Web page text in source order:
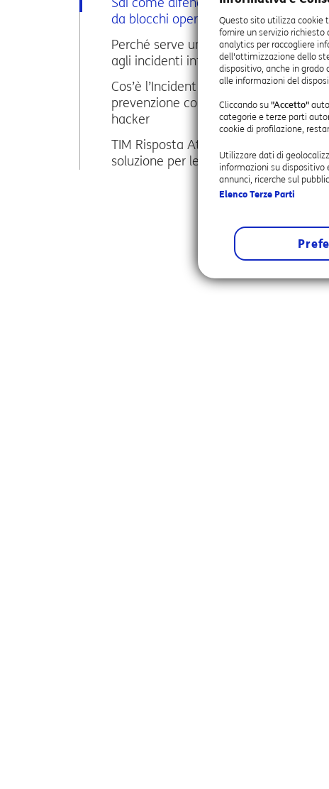
da blocchi operativi e furti di dati?
Perché serve una risposta rapida
agli incidenti informatici
Cos’è l’Incident Response:
prevenzione contro gli attacchi
hacker
TIM Risposta Attacchi Cyber: la
soluzione per le PMI
Questo sito utilizza cookie
fornire un servizio
analytics per raccogliere
dell'ottimizzazione dello
dispositivo, anche in grado
alle informazioni del
Cliccando su "Accetto"
categorie e terze parti
cookie di profilazione,
Utilizzare dati di
informazioni su dispositivo
annunci, ricerche sul
Elenco Terze Parti